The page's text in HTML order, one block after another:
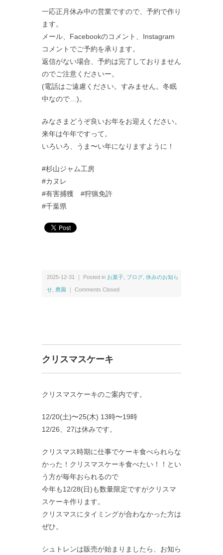
一応正月休み中の営業ですので、予約で作り
ます。
メール、Facebookのコメント、Instagram
コメントでご予約を承ります。
返信がない場合、予約は完了しておりません
のでご注意くださいー。
(電話はご遠慮ください。すみません。冬眠
中なので…)。
みなさまどうぞ良いお年をお迎えください。
来年は午年ですって。
いろいろ、うま〜い年になりますように！
#杉山ジャム工房
#カヌレ
#有害捕獲 #狩猟免許
#千葉県
2025-12-31 ｜ Posted in お菓子 ブログ 休みのお知ら
せ 農園 ｜ Comments Closed
クリスマスケーキ
クリスマスケーキのご案内です。
12/20(土)〜25(木) 13時〜19時
12/26、27は休みです。
クリスマス時期に仕事でケーキ食べられらな
かった！クリスマスケーキ食べたい！！とい
う方が毎年おられるので
今年も12/28(日)も数量限定ですがクリスマ
スケーキ作ります。
クリスマスにタイミングが合わなかった方は
ぜひ。
シュトレンは販売が始まりましたら、お知ら